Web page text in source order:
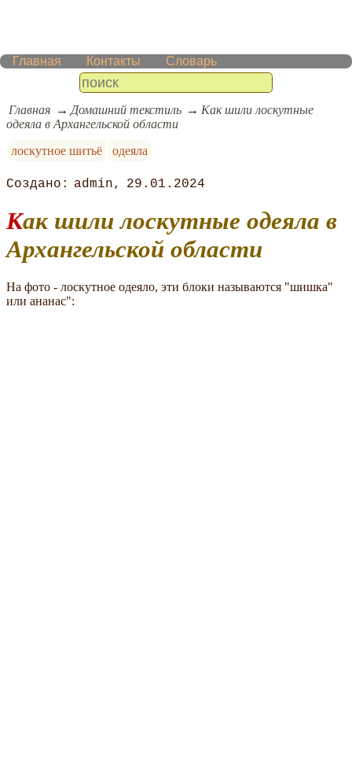
Главная Контакты Словарь
Главная Домашний текстиль
Как шили лоскутные
одеяла в Архангельской области
лоскутное шитьё
одеяла
admin 29.01.2024
Как шили лоскутные одеяла в
Архангельской области
На фото - лоскутное одеяло, эти блоки называются "шишка"
или ананас":